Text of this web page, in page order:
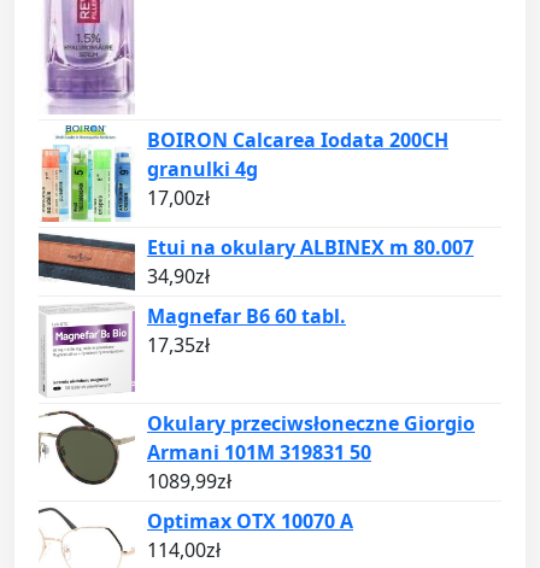
BOIRON Calcarea Iodata 200CH
granulki 4g
17,00zł
Etui na okulary ALBINEX m 80.007
34,90zł
Magnefar B6 60 tabl.
17,35zł
Okulary przeciwsłoneczne Giorgio
Armani 101M 319831 50
1089,99zł
Optimax OTX 10070 A
114,00zł